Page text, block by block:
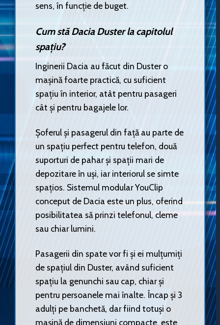
sens, în funcție de buget.
Cum stă Dacia Duster la capitolul
spațiu?
Inginerii Dacia au făcut din Duster o
mașină foarte practică, cu suficient
spațiu în interior, atât pentru pasageri
cât și pentru bagajele lor.
Șoferul și pasagerul din față au parte de
un spațiu perfect pentru telefon, două
suporturi de pahar și spații mari de
depozitare în uși, iar interiorul se simte
spațios. Sistemul modular YouClip
conceput de Dacia este un plus, oferind
posibilitatea să prinzi telefonul, cleme
sau chiar lumini.
Pasagerii din spate vor fi și ei mulțumiți
de spațiul din Duster, având suficient
spațiu la genunchi sau cap, chiar și
pentru persoanele mai înalte. Încap și 3
adulți pe banchetă, dar fiind totuși o
mașină de dimensiuni compacte, este